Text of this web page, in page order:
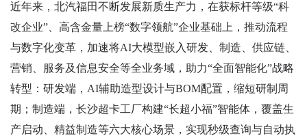
近年来，北汽福田不断发展新质生产力，在获标杆等级“科
改企业”、高含金量上榜“数字领航”企业基础上，推动流程
与数字化变革，加速将AI大模型嵌入研发、制造、供应链、
营销、服务及信息安全等全业务域，助力“全面智能化”战略
转型：研发端，AI辅助造型设计与BOM配置，缩短研制周
期；制造端，长沙超卡工厂构建“长超小福”智能体，覆盖生
产启动、精益制造等六大核心场景，实现秒级查询与自动执